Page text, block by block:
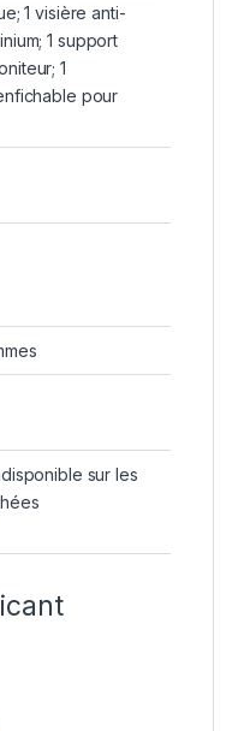
1 visière anti-
1 support
1
pour
sur les